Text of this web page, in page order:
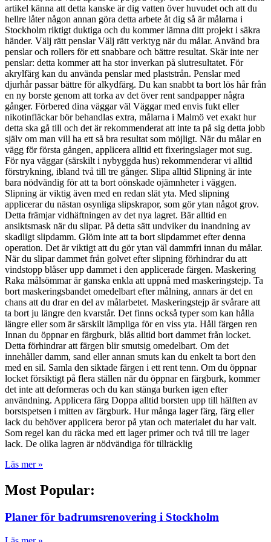
artikel känna att detta kanske är dig vatten över huvudet och att du
hellre låter någon annan göra detta arbete åt dig så är målarna i
Stockholm riktigt duktiga och du kommer lämna ditt projekt i säkra
händer. Välj rätt penslar Välj rätt verktyg när du målar. Använd bra
penslar och rollers för ett snabbare och bättre resultat. Skär inte ner
penslar: detta kommer att ha stor inverkan på slutresultatet. För
akrylfärg kan du använda penslar med plaststrån. Penslar med
djurhår passar bättre för alkydfärg. Du kan snabbt ta bort lös hår från
en ny borste genom att torka av det över rent sandpapper några
gånger. Förbered dina väggar väl Väggar med envis fukt eller
nikotinfläckar bör behandlas extra, målarna i Malmö vet exakt hur
detta ska gå till och det är rekommenderat att inte ta på sig detta jobb
själv om man vill ha ett så bra resultat som möjligt. När du målar en
vägg för första gången, applicera alltid ett fixeringslager mot sug.
För nya väggar (särskilt i nybyggda hus) rekommenderar vi alltid
förstrykning, ibland två till tre gånger. Slipa alltid Slipning är inte
bara nödvändig för att ta bort oönskade ojämnheter i väggen.
Slipning är viktig även med en redan slät yta. Med slipning
applicerar du nästan osynliga slipskrapor, som gör ytan något grov.
Detta främjar vidhäftningen av det nya lagret. Bär alltid en
ansiktsmask när du slipar. På detta sätt undviker du inandning av
skadligt slipdamm. Glöm inte att ta bort slipdammet efter denna
operation. Det är viktigt att du gör ytan väl dammfri innan du målar.
När du slipar dammet från golvet efter slipning förhindrar du att
vindstopp blåser upp dammet i den applicerade färgen. Maskering
Raka målsömmar är ganska enkla att uppnå med maskeringstejp. Ta
bort maskeringsbandet omedelbart efter målning, annars är det en
chans att du drar en del av målarbetet. Maskeringstejp är svårare att
ta bort ju längre den kvarstår. Det finns också typer som kan hålla
längre eller som är särskilt lämpliga för en viss yta. Håll färgen ren
Innan du öppnar en färgburk, blås alltid bort dammet från locket.
Detta förhindrar att färgen blir smutsig omedelbart. Om det
innehåller damm, sand eller annan smuts kan du enkelt ta bort den
med en sil. Samla den siktade färgen i ett rent tenn. Om du öppnar
locket försiktigt på flera ställen när du öppnar en färgburk, kommer
det inte att deformeras och du kan stänga burken igen efter
användning. Applicera färg Doppa alltid borsten upp till hälften av
borstspetsen i mitten av färgburk. Hur många lager färg, färg eller
lack du behöver applicera beror på ytan och materialet du har valt.
Som regel kan du räcka med ett lager primer och två till tre lager
lack. De olika lagren är nödvändiga för tillräcklig
Läs mer »
Most Popular:
Planer för badrumsrenovering i Stockholm